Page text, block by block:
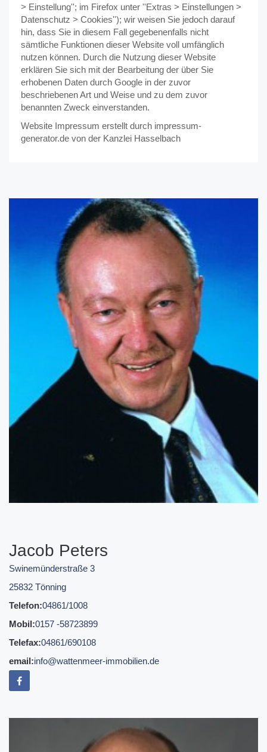
> Einstellung''; im Firefox unter ''Extras > Einstellungen >
Datenschutz > Cookies''); wir weisen Sie jedoch darauf
hin, dass Sie in diesem Fall gegebenenfalls nicht
sämtliche Funktionen dieser Website voll umfänglich
nutzen können. Durch die Nutzung dieser Website
erklären Sie sich mit der Bearbeitung der über Sie
erhobenen Daten durch Google in der zuvor
beschriebenen Art und Weise und zu dem zuvor
benannten Zweck einverstanden.
Website Impressum erstellt durch impressum-
generator.de von der Kanzlei Hasselbach
Jacob Peters
Swinemünderstraße 3
25832 Tönning
Telefon:04861/1008
Mobil:0157 -58723899
Telefax:04861/690108
email:info@wattenmeer-immobilien.de